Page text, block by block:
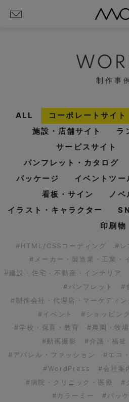
制作事
ALL コーポレートサイト
施設・店舗サイト
ラ
サービスサイト
パンフレット・カタログ
パッケージ
イベントツー
看板・サイン
ノベ
イラスト・キャラクター
印刷物
#HTML/CSSコーディング
#レ
#メーカー・製造業・工業・
#建設・住宅・不動産・インテリア
#パンフレット
#
#制作会社・代理店・マーケティン
#イベント
#ショッピン
#学校・保育・教育
#農園・牧
#動画撮影
#介護・福祉
#アパレル・ファッション
#エコ
#WordPress
#会社案
#病院・クリニック・医療
#
#カラーミー
#パッ